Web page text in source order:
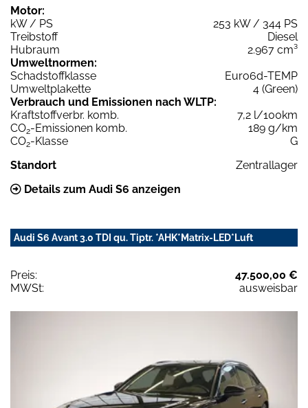
Motor:
kW / PS
253 kW / 344 PS
Treibstoff
Diesel
Hubraum
2.967 cm³
Umweltnormen:
Schadstoffklasse
Euro6d-TEMP
Umweltplakette
4 (Green)
Verbrauch und Emissionen nach WLTP:
Kraftstoffverbr. komb.
7,2 l/100km
CO2-Emissionen komb.
189 g/km
CO2-Klasse
G
Standort
Zentrallager
Details zum Audi S6 anzeigen
Audi S6 Avant 3.0 TDI qu. Tiptr. *AHK*Matrix-LED*Luft
Preis:
47.500,00 €
MWSt:
ausweisbar